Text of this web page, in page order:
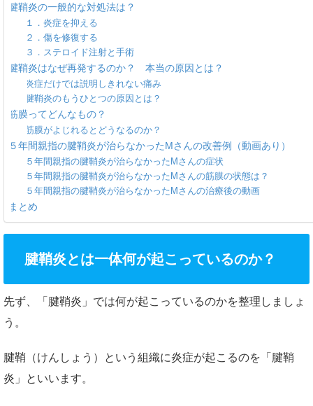
腱鞘炎の一般的な対処法は？
１．炎症を抑える
２．傷を修復する
３．ステロイド注射と手術
腱鞘炎はなぜ再発するのか？ 本当の原因とは？
炎症だけでは説明しきれない痛み
腱鞘炎のもうひとつの原因とは？
筋膜ってどんなもの？
筋膜がよじれるとどうなるのか？
５年間親指の腱鞘炎が治らなかったMさんの改善例（動画あり）
５年間親指の腱鞘炎が治らなかったMさんの症状
５年間親指の腱鞘炎が治らなかったMさんの筋膜の状態は？
５年間親指の腱鞘炎が治らなかったMさんの治療後の動画
まとめ
腱鞘炎とは一体何が起こっているのか？
先ず、「腱鞘炎」では何が起こっているのかを整理しましょ
う。
腱鞘（けんしょう）という組織に炎症が起こるのを「腱鞘
炎」といいます。